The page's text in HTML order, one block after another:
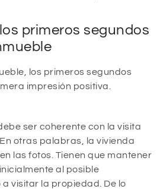
primeros segundos
los primeros segundos
impresión positiva.
ser coherente con la visita
otras palabras, la vivienda
las fotos. Tienen que mantener
al posible
visitar la propiedad. De lo